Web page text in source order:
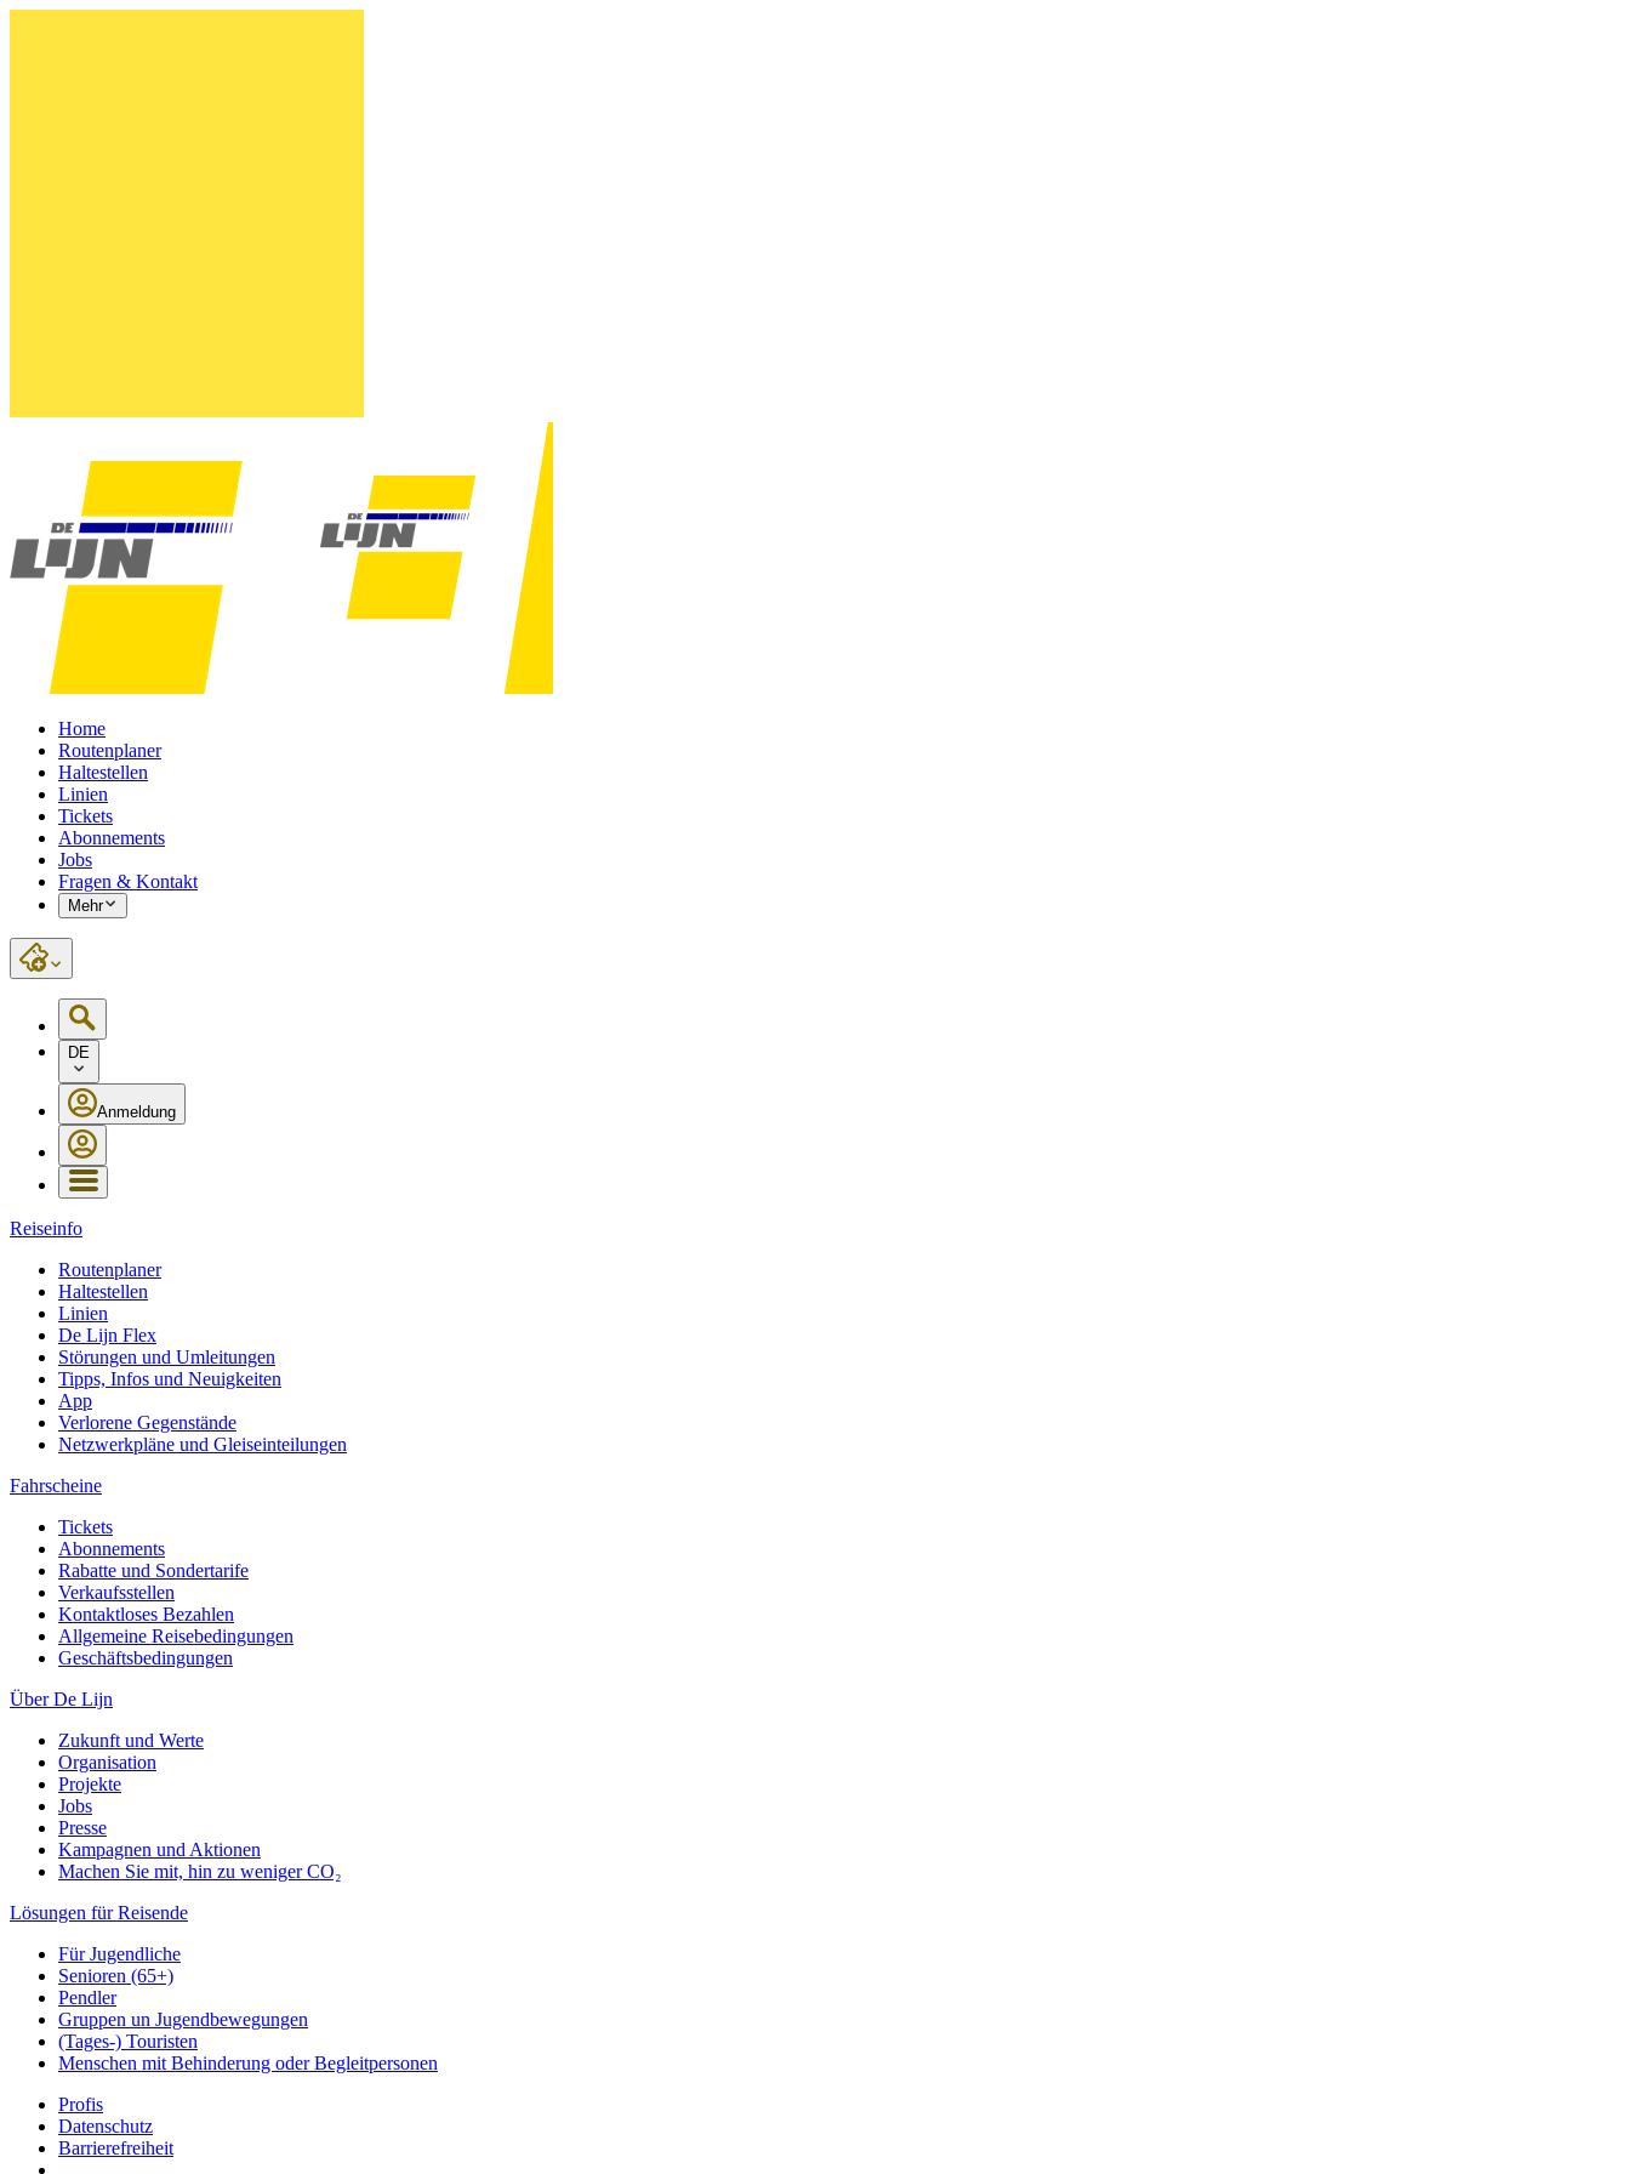
Home
Routenplaner
Haltestellen
Linien
Tickets
Abonnements
Jobs
Fragen & Kontakt
Mehr
DE
Anmeldung
Reiseinfo
Routenplaner
Haltestellen
Linien
De Lijn Flex
Störungen und Umleitungen
Tipps, Infos und Neuigkeiten
App
Verlorene Gegenstände
Netzwerkpläne und Gleiseinteilungen
Fahrscheine
Tickets
Abonnements
Rabatte und Sondertarife
Verkaufsstellen
Kontaktloses Bezahlen
Allgemeine Reisebedingungen
Geschäftsbedingungen
Über De Lijn
Zukunft und Werte
Organisation
Projekte
Jobs
Presse
Kampagnen und Aktionen
Machen Sie mit, hin zu weniger CO₂
Lösungen für Reisende
Für Jugendliche
Senioren (65+)
Pendler
Gruppen un Jugendbewegungen
(Tages-) Touristen
Menschen mit Behinderung oder Begleitpersonen
Profis
Datenschutz
Barrierefreiheit